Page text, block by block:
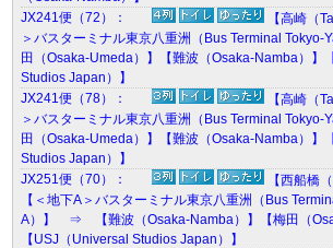
JX241便（72）：
【高崎（
＞バスターミナル東京八重洲（Bus Terminal
田（Osaka-Umeda）】【難波（Osaka-Namba）】
Studios Japan）】
JX241便（78）：
【高崎（
＞バスターミナル東京八重洲（Bus Terminal
田（Osaka-Umeda）】【難波（Osaka-Namba）】
Studios Japan）】
JX251便（70）：
【西船橋
【＜地下A＞バスターミナル東京八重洲（Bus
A）】 ⇒ 【難波（Osaka-Namba）】【梅田（
【USJ（Universal Studios Japan）】